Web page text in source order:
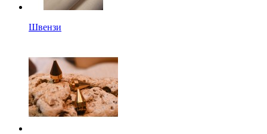
Швензи